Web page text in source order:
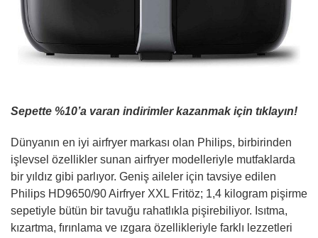
Sepette %10’a varan indirimler kazanmak için tıklayın!
Dünyanın en iyi airfryer markası olan Philips, birbirinden
işlevsel özellikler sunan airfryer modelleriyle mutfaklarda
bir yıldız gibi parlıyor. Geniş aileler için tavsiye edilen
Philips HD9650/90 Airfryer XXL Fritöz; 1,4 kilogram pişirme
sepetiyle bütün bir tavuğu rahatlıkla pişirebiliyor. Isıtma,
kızartma, fırınlama ve ızgara özellikleriyle farklı lezzetleri